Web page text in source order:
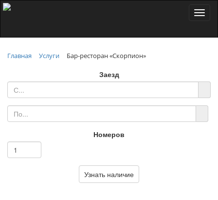
Главная Услуги Бар-ресторан «Скорпион»
Заезд
Номеров
Узнать наличие